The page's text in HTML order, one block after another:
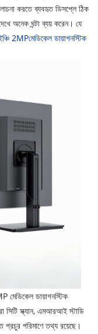
করতে ব্যবহৃত ডিসপ্লে ঠিক
অনেক ঘন্টা ব্যয় করেন। যে
2MPমেডিকেল ডায়াগনস্টিক
মেডিকেল ডায়াগনস্টিক
সিটি স্ক্যান, এমআরআই স্টাডি
প্রচুর পরিমাণে তথ্য রয়েছে।